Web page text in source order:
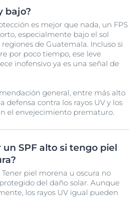
bajo?
es mejor que nada, un FPS
especialmente bajo el sol
de Guatemala. Incluso si
por poco tiempo, ese leve
inofensivo ya es una señal de
general, entre más alto
defensa contra los rayos UV y los
el envejecimiento prematuro.
un SPF alto si tengo piel
piel morena u oscura no
del daño solar. Aunque
los rayos UV igual pueden